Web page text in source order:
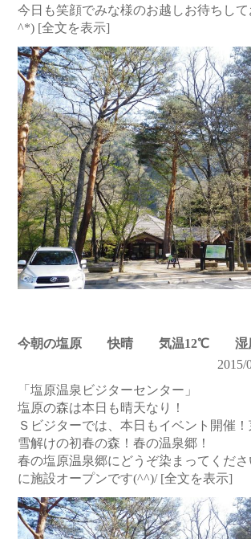
今日も笑顔でみな様のお越しお待ちして
^*) [全文を表示]
今朝の塩原 快晴 気温12℃ 湿
2015/
「塩原温泉ビジターセンター」
塩原の森は本日も晴天なり！
Ｓビジターでは、本日もイベント開催！
雪解けの初春の森！春の温泉郷！
春の塩原温泉郷にどうぞ染まってくだ
に施設オープンです(^^)/ [全文を表示]